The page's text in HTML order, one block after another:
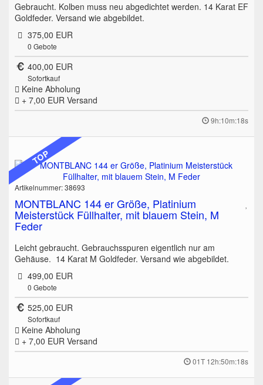
Gebraucht. Kolben muss neu abgedichtet werden. 14 Karat EF
Goldfeder. Versand wie abgebildet.
375,00 EUR
0 Gebote
400,00 EUR
Sofortkauf
Keine Abholung
+ 7,00 EUR Versand
9h:10m:18s
TOP
Artikelnummer: 38693
MONTBLANC 144 er Größe, Platinium
Meisterstück Füllhalter, mit blauem Stein, M
Feder
Leicht gebraucht. Gebrauchsspuren eigentlich nur am
Gehäuse. 14 Karat M Goldfeder. Versand wie abgebildet.
499,00 EUR
0 Gebote
525,00 EUR
Sofortkauf
Keine Abholung
+ 7,00 EUR Versand
01T 12h:50m:18s